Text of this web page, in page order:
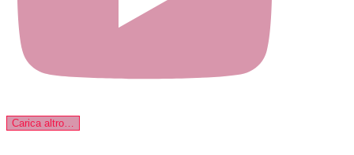
Carica altro…